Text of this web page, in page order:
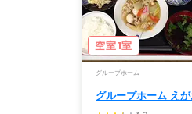
空室1室
グループホーム
グループホーム え